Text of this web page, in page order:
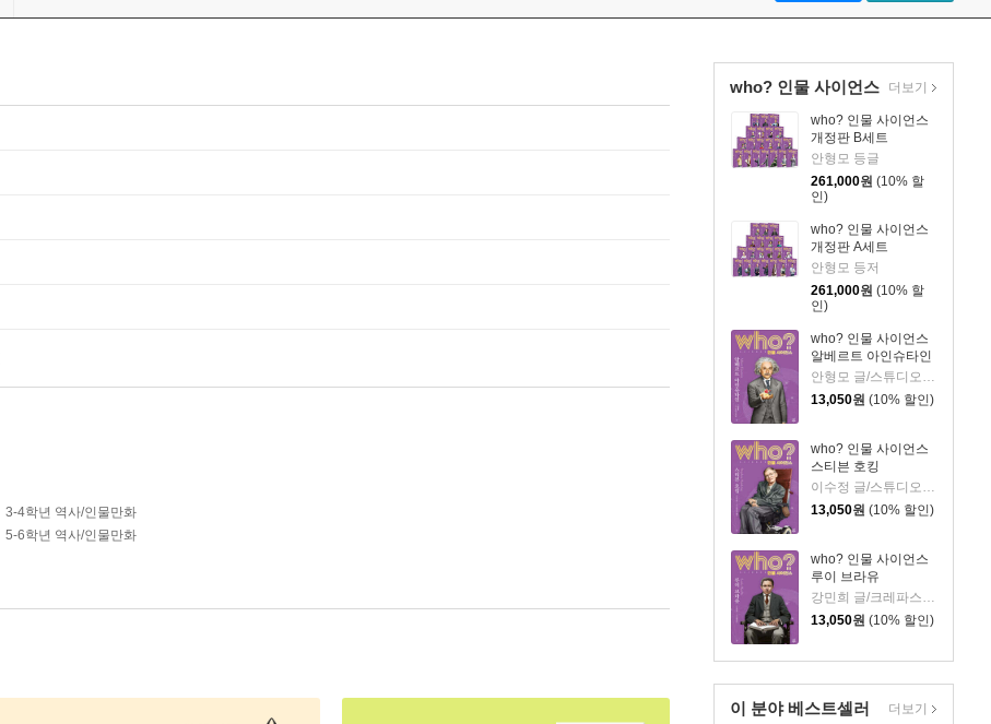
who? 인물 사이언스
who? 인물 사이언스
개정판 B세트
안형모 등글
261,000원 (10% 할
인)
who? 인물 사이언스
개정판 A세트
안형모 등저
261,000원 (10% 할
인)
who? 인물 사이언스
알베르트 아인슈타인
안형모 글/스튜디오 청비 그림/전국과학교사모임 감수
13,050원 (10% 할인)
who? 인물 사이언스
스티븐 호킹
이수정 글/스튜디오 청비 그림/전국과학교사모임,이랑 감수
13,050원 (10% 할인)
who? 인물 사이언스
루이 브라유
강민희 글/크레파스 그림/전국과학교사모임,이랑 감수
13,050원 (10% 할인)
더보기
이 분야 베스트셀러 더보기
3-4학년 역사/인물만화
5-6학년 역사/인물만화